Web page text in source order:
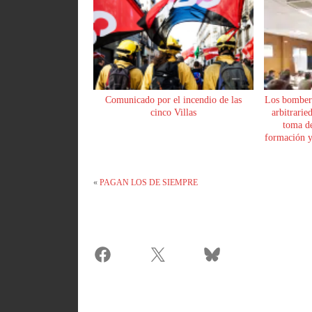
Comunicado por el incendio de las
cinco Villas
Los
toma
formación
«PAGAN LOS DE SIEMPRE